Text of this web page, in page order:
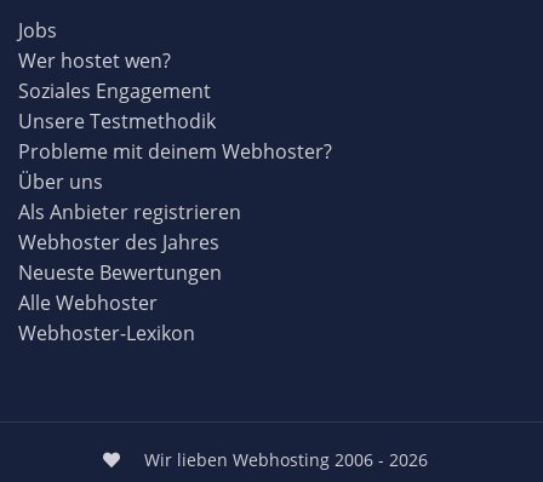
Jobs
Wer hostet wen?
Soziales Engagement
Unsere Testmethodik
Probleme mit deinem Webhoster?
Über uns
Als Anbieter registrieren
Webhoster des Jahres
Neueste Bewertungen
Alle Webhoster
Webhoster-Lexikon
Wir lieben Webhosting 2006 - 2026